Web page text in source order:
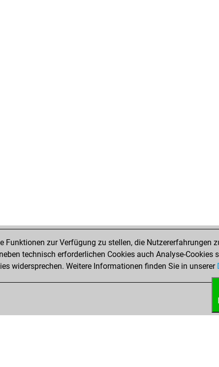
zur Verfügung zu stellen, die Nutzererfahrungen
technisch erforderlichen Cookies auch Analyse-Cookies
widersprechen. Weitere Informationen finden Sie in unserer